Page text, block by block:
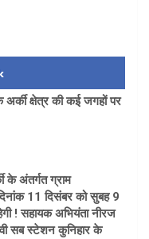
क्षेत्र की कई जगहों पर
के अंतर्गत ग्राम
11 दिसंबर को सुबह 9
! सहायक अभियंता नीरज
सब स्टेशन कुनिहार के